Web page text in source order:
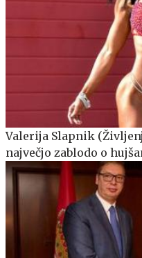
Valerija Slapnik
največjo zablodo o